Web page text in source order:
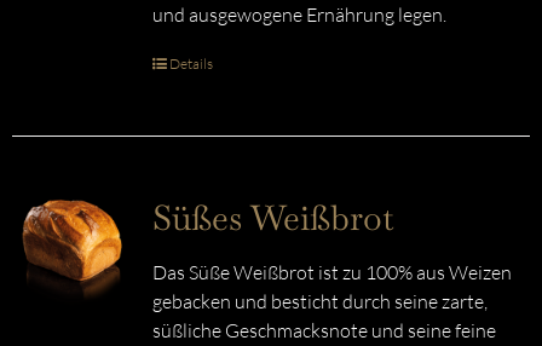
und ausgewogene Ernährung legen.
Details
Süßes Weißbrot
Das Süße Weißbrot ist zu 100% aus Weizen
gebacken und besticht durch seine zarte,
süßliche Geschmacksnote und seine feine